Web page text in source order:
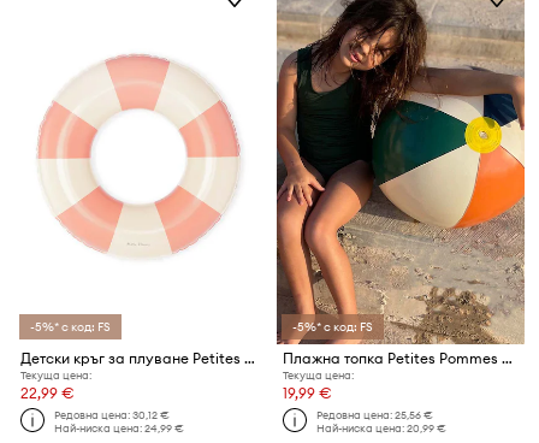
-5%* с код: FS
Детски кръг за плуване Petites Pommes ANNA 60CM
Текуща цена:
22,99 €
Редовна цена:30,12 €
Най-ниска цена:24,99 €
-5%* с код: FS
Плажна топка Petites Pommes OTTO BEACH BALL
Текуща цена:
19,99 €
Редовна цена:25,56 €
Най-ниска цена:20,99 €